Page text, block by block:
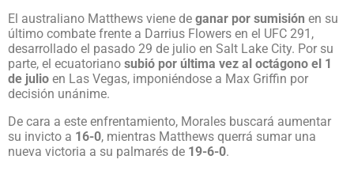
El australiano Matthews viene de ganar por sumisión en su
último combate frente a Darrius Flowers en el UFC 291,
desarrollado el pasado 29 de julio en Salt Lake City. Por su
parte, el ecuatoriano subió por última vez al octágono el 1
de julio en Las Vegas, imponiéndose a Max Griffin por
decisión unánime.
De cara a este enfrentamiento, Morales buscará aumentar
su invicto a 16-0, mientras Matthews querrá sumar una
nueva victoria a su palmarés de 19-6-0.